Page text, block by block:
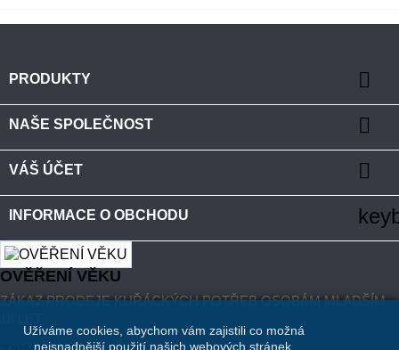
PRODUKTY 
NAŠE SPOLEČNOST 
VÁŠ ÚČET 
INFORMACE O OBCHODU
OVĚŘENÍ VĚKU
ZÁKAZ PRODEJE KUŘÁCKÝCH POTŘEB OSOBÁM MLADŠÍM
Užíváme cookies, abychom vám zajistili co možná
nejsnadnější použití našich webových stránek.